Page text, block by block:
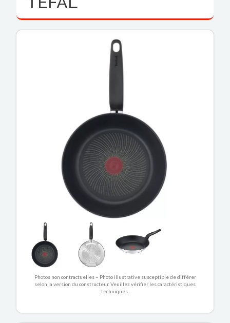
Photos non contractuelles – Photo illustrative susceptible de différer
selon la version du constructeur. Veuillez vérifier les caractéristiques
techniques.